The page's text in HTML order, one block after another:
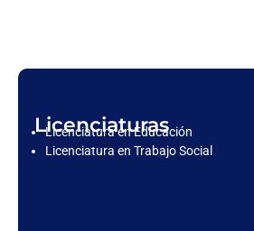
Licenciaturas
Licenciatura en Educación
Licenciatura en Trabajo Social